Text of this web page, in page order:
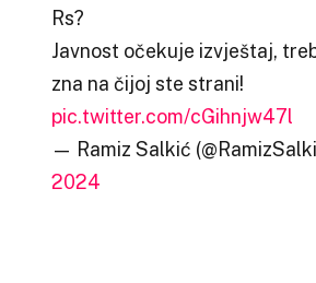
Rs?
Javnost očekuje izvještaj,
zna na čijoj ste strani!
pic.twitter.com/cGihnjw47l
— Ramiz Salkić
2024